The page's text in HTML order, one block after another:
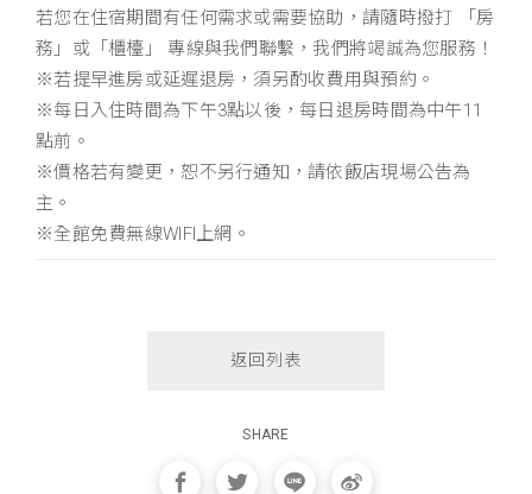
若您在住宿期間有任何需求或需要協助，請隨時撥打 「房
務」或「櫃檯」 專線與我們聯繫，我們將竭誠為您服務！
※若提早進房或延遲退房，須另酌收費用與預約。
※每日入住時間為下午3點以後，每日退房時間為中午11
點前。
※價格若有變更，恕不另行通知，請依飯店現場公告為
主。
※全館免費無線WIFI上網。
返回列表
SHARE